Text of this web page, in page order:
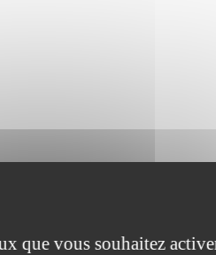
comptable pour
paie et droit
que vous souhaitez